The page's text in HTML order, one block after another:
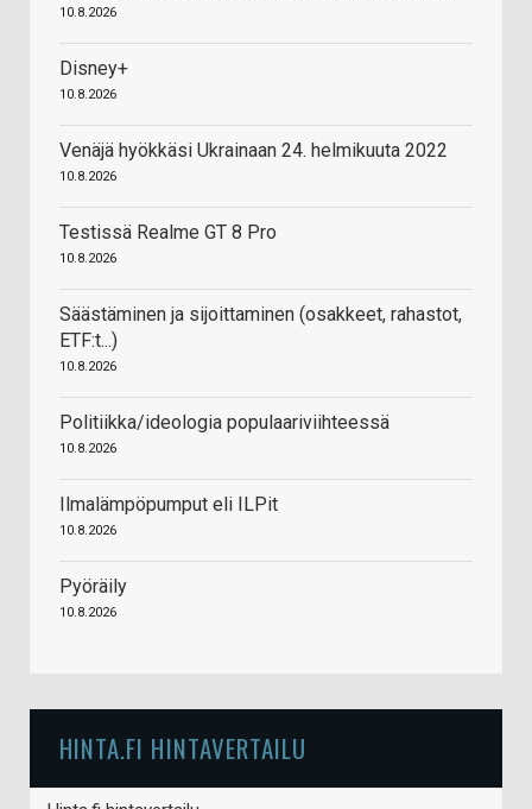
10.8.2026
Disney+
10.8.2026
Venäjä hyökkäsi Ukrainaan 24. helmikuuta 2022
10.8.2026
Testissä Realme GT 8 Pro
10.8.2026
Säästäminen ja sijoittaminen (osakkeet, rahastot,
ETF:t...)
10.8.2026
Politiikka/ideologia populaariviihteessä
10.8.2026
Ilmalämpöpumput eli ILPit
10.8.2026
Pyöräily
10.8.2026
HINTA.FI HINTAVERTAILU